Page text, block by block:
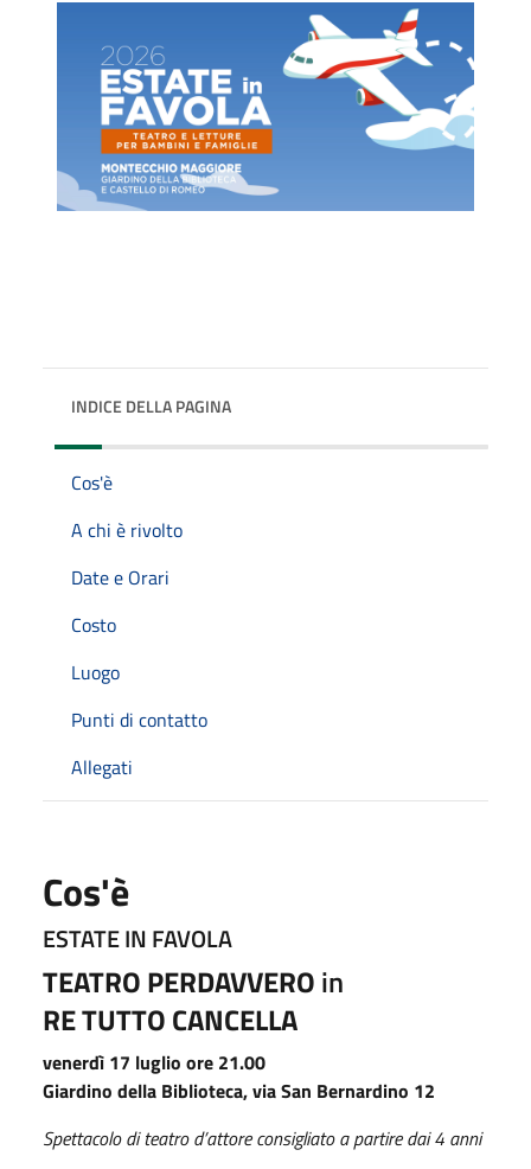
INDICE DELLA PAGINA
Cos'è
A chi è rivolto
Date e Orari
Costo
Luogo
Punti di contatto
Allegati
Cos'è
ESTATE IN FAVOLA
TEATRO PERDAVVEROin
RE TUTTO CANCELLA
venerdì 17 luglio ore 21.00
Giardino della Biblioteca, via San Bernardino 12
Spettacolo di teatro d’attore consigliato a partire dai 4 anni